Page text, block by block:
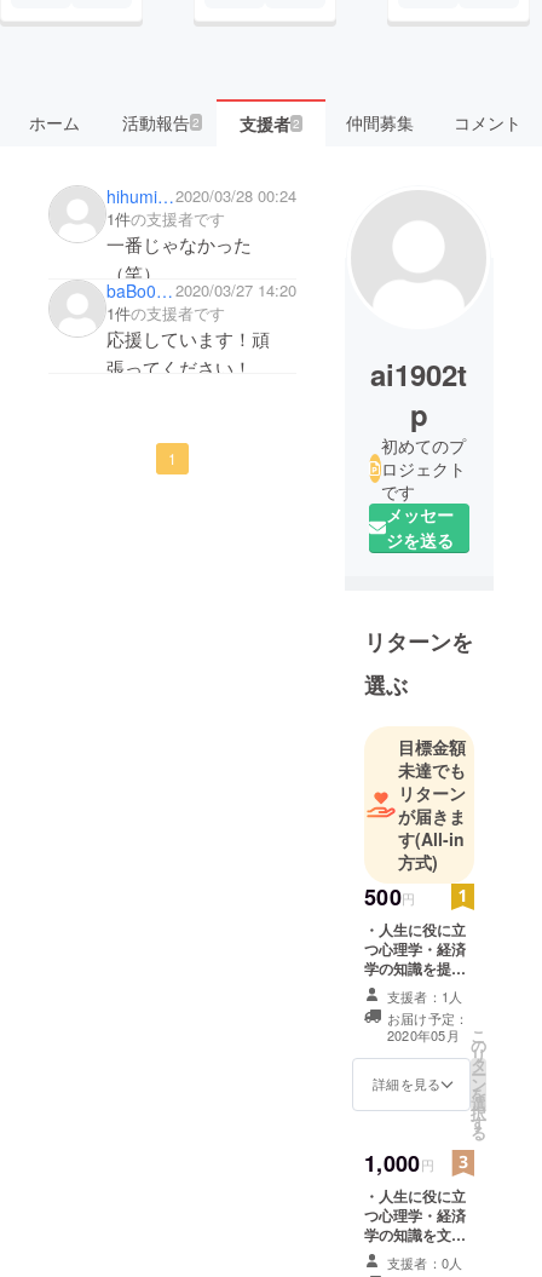
ホーム 活動報告2 支援者2 仲間募集 コメント
hihumi00012020/03/28 00:24
1件の支援者です
一番じゃなかった
（笑）
楽しく、かつ、ために
なるポロジェクトにな
るよう、ご祈念申し上
baBo01202020/03/27 14:20
1件の支援者です
応援しています！頑
張ってください！
1
ai1902t
p
初めてのプ
ロジェクト
です
メッセー
ジを送る
リターンを
選ぶ
目標金額
未達でも
リターン
が届きま
す(All-in
方式)
500円
・人生に役に立
つ心理学・経済
学の知識を提供
するFacebook
グループに招待
させていただき
ます。
支援者：1人
お届け予定：
2020年05月
詳細を見る
こ
の
リ
タ
ー
ン
を
選
択
す
る
1,000円
・人生に役に立
つ心理学・経済
学の知識を文章
で提供する
支援者：0人